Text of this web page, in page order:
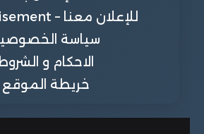
للإعلان معنا – Advertisement
سياسة
الاحكام و
خريطة الموقع